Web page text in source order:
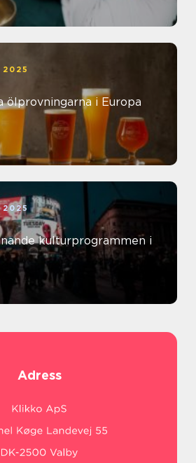
ölprovningarna i Europa
kulturprogrammen i
Adress